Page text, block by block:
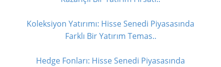
Koleksiyon Yatırımı: Hisse Senedi Piyasasında
Farklı Bir Yatırım Temas..
Hedge Fonları: Hisse Senedi Piyasasında